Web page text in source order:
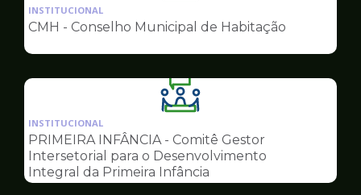
da
pagina
Conselhos
INSTITUCIONAL
CMH - Conselho Municipal de Habitação
Ilustração
da
pagina
de
Conselhos
INSTITUCIONAL
PRIMEIRA INFÂNCIA - Comitê Gestor
Intersetorial para o Desenvolvimento
Integral da Primeira Infância